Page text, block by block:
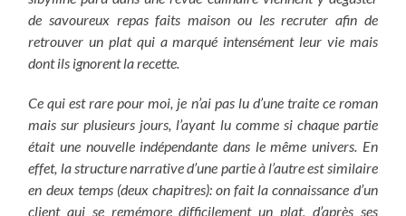
de savoureux repas faits maison ou les recruter afin de
retrouver un plat qui a marqué intensément leur vie mais
dont ils ignorent la recette.
Ce qui est rare pour moi, je n’ai pas lu d’une traite ce roman
mais sur plusieurs jours, l’ayant lu comme si chaque partie
était une nouvelle indépendante dans le même univers. En
effet, la structure narrative d’une partie à l’autre est similaire
en deux temps (deux chapitres): on fait la connaissance d’un
client qui se remémore difficilement un plat, d’après ses